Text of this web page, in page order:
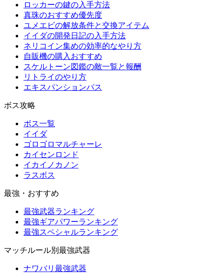
ロッカーの鍵の入手方法
真珠のおすすめ優先度
ユメエビの解放条件と交換アイテム
イイダの開発日記の入手方法
ネリコイン集めの効率的なやり方
自販機の購入おすすめ
スケルトーン図鑑の敵一覧と報酬
リトライのやり方
エキスパンションパス
ボス攻略
ボス一覧
イイダ
ゴロゴロマルチャーレ
カイセンロンド
イカイノカノン
ラスボス
最強・おすすめ
最強武器ランキング
最強ギアパワーランキング
最強スペシャルランキング
マッチルール別最強武器
ナワバリ最強武器